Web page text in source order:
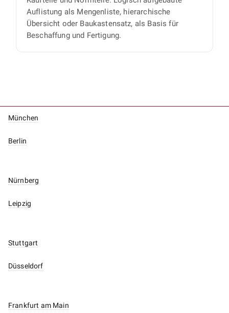
Auflistung als Mengenliste, hierarchische
Übersicht oder Baukastensatz, als Basis für
Beschaffung und Fertigung.
München
Berlin
Nürnberg
Leipzig
Stuttgart
Düsseldorf
Frankfurt am Main